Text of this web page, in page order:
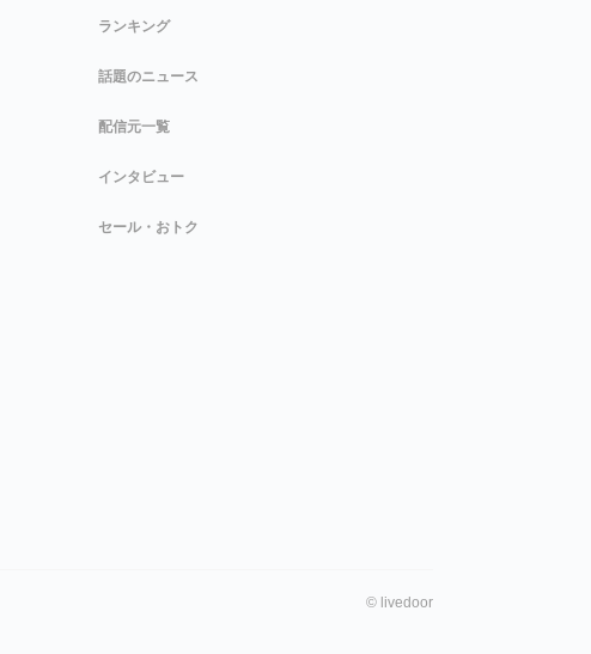
ランキング
話題のニュース
配信元一覧
インタビュー
セール・おトク
© livedoor